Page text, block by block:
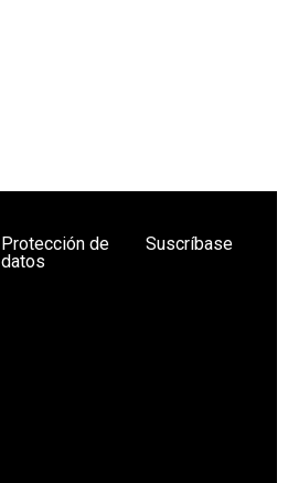
Protección de
datos
Suscríbase